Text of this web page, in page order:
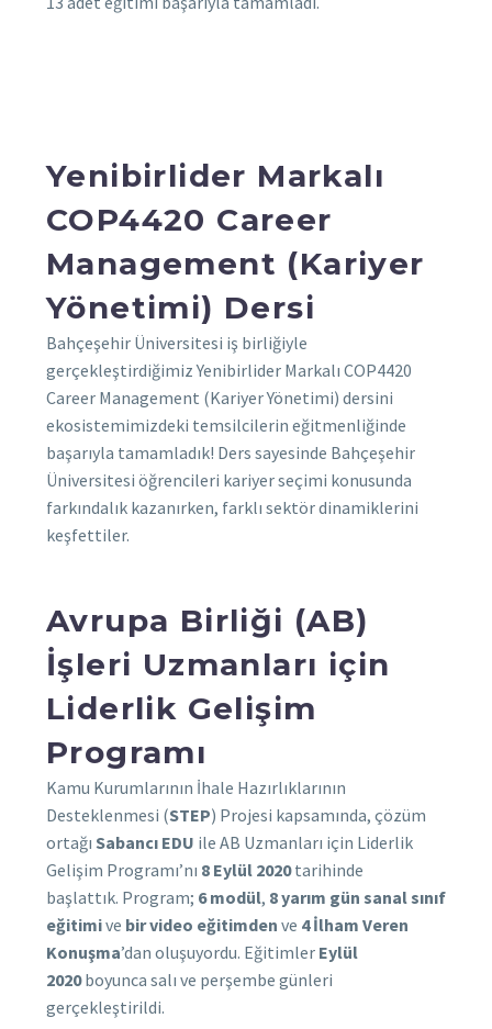
Yenibirlider Markalı
COP4420 Career
Management (Kariyer
Yönetimi) Dersi
Bahçeşehir Üniversitesi iş birliğiyle
gerçekleştirdiğimiz Yenibirlider Markalı COP4420
Career Management (Kariyer Yönetimi) dersini
ekosistemimizdeki temsilcilerin eğitmenliğinde
başarıyla tamamladık! Ders sayesinde Bahçeşehir
Üniversitesi öğrencileri kariyer seçimi konusunda
farkındalık kazanırken, farklı sektör dinamiklerini
keşfettiler.
Avrupa Birliği (AB)
İşleri Uzmanları için
Liderlik Gelişim
Programı
Kamu Kurumlarının İhale Hazırlıklarının
Desteklenmesi (STEP) Projesi kapsamında, çözüm
ortağı Sabancı EDU ile AB Uzmanları için Liderlik
Gelişim Programı’nı 8 Eylül 2020tarihinde
başlattık. Program; 6 modül, 8 yarım gün sanal sınıf
eğitimive bir video eğitimden ve 4 İlham Veren
Konuşma’dan oluşuyordu. Eğitimler Eylül
2020boyunca salı ve perşembe günleri
gerçekleştirildi.